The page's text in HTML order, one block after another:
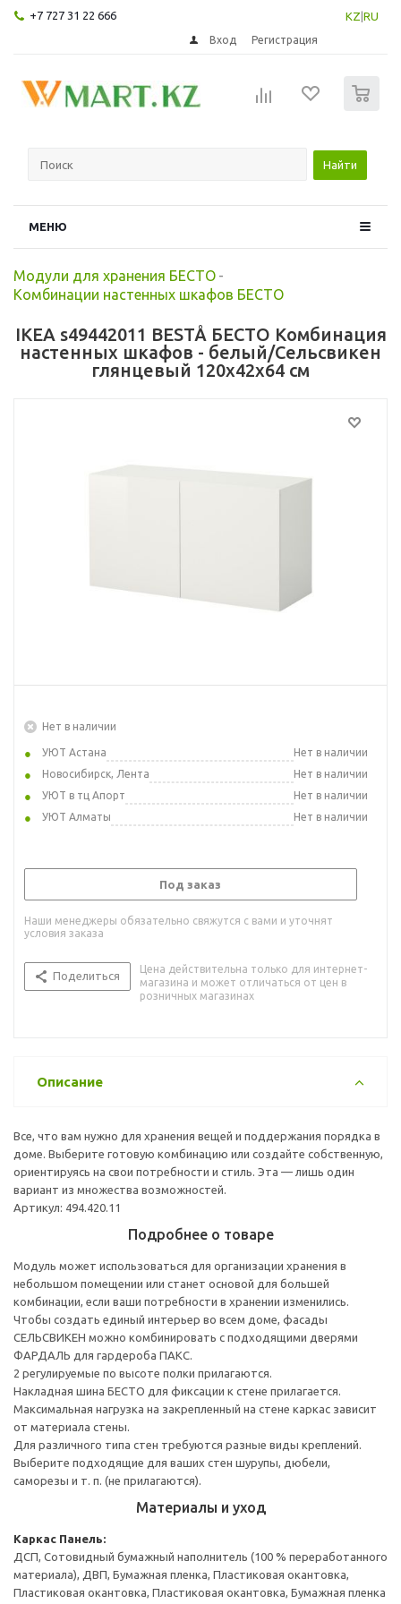
+7 727 31 22 666 KZ RU
Вход Регистрация
Найти
МЕНЮ
Модули для хранения БЕСТО -
Комбинации настенных шкафов БЕСТО
IKEA s49442011 BESTÅ БЕСТО Комбинация
настенных шкафов - белый/Сельсвикен
глянцевый 120x42x64 см
Нет в наличии
УЮТ Астана
Нет в наличии
Новосибирск, Лента
Нет в наличии
УЮТ в тц Апорт
Нет в наличии
УЮТ Алматы
Нет в наличии
Под заказ
Наши менеджеры обязательно свяжутся с вами и уточнят
условия заказа
Поделиться
Цена действительна только для интернет-
магазина и может отличаться от цен в
розничных магазинах
Описание
Все, что вам нужно для хранения вещей и поддержания порядка в
доме. Выберите готовую комбинацию или создайте собственную,
ориентируясь на свои потребности и стиль. Эта — лишь один
вариант из множества возможностей.
Артикул: 494.420.11
Подробнее о товаре
Модуль может использоваться для организации хранения в
небольшом помещении или станет основой для большей
комбинации, если ваши потребности в хранении изменились.
Чтобы создать единый интерьер во всем доме, фасады
СЕЛЬСВИКЕН можно комбинировать с подходящими дверями
ФАРДАЛЬ для гардероба ПАКС.
2 регулируемые по высоте полки прилагаются.
Накладная шина БЕСТО для фиксации к стене прилагается.
Максимальная нагрузка на закрепленный на стене каркас зависит
от материала стены.
Для различного типа стен требуются разные виды креплений.
Выберите подходящие для ваших стен шурупы, дюбели,
саморезы и т. п. (не прилагаются).
Материалы и уход
Каркас Панель:
ДСП, Сотовидный бумажный наполнитель (100 % переработанного
материала), ДВП, Бумажная пленка, Пластиковая окантовка,
Пластиковая окантовка, Пластиковая окантовка, Бумажная пленка